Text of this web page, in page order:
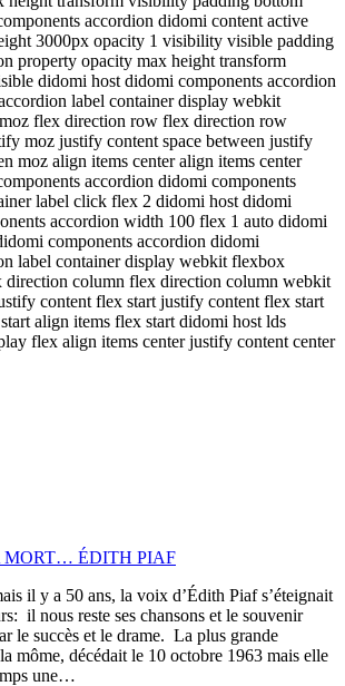
accordion didomi content active
3000px opacity 1 visibility visible padding
property opacity max height transform
didomi host didomi components accordion
label container display webkit
flex direction row flex direction row
moz justify content space between justify
moz align items center align items center
accordion didomi components
label click flex 2 didomi host didomi
accordion width 100 flex 1 auto didomi
components accordion didomi
label container display webkit flexbox
column flex direction column webkit
content flex start justify content flex start
align items flex start didomi host lds
flex align items center justify content center
MORT… ÉDITH PIAF
il y a 50 ans, la voix d’Édith Piaf s’éteignait
il nous reste ses chansons et le souvenir
le succès et le drame. La plus grande
môme, décédait le 10 octobre 1963 mais elle
une…